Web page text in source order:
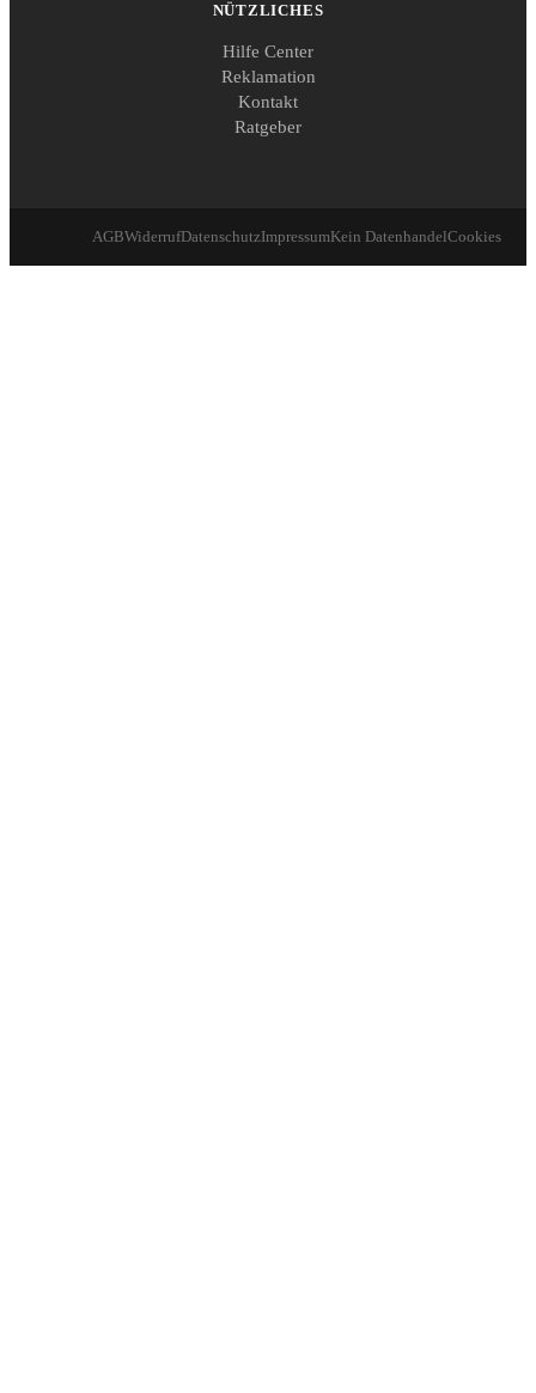
NÜTZLICHES
Hilfe Center
Reklamation
Kontakt
Ratgeber
AGBWiderrufDatenschutzImpressumKein DatenhandelCookies